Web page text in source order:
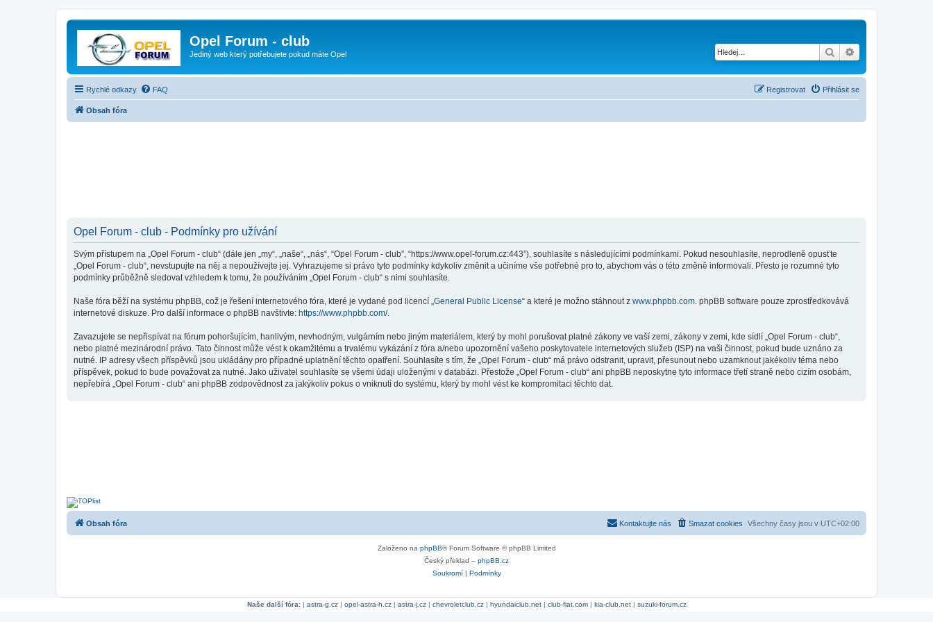
Opel Forum - club
Jediný web který potřebujete pokud máte Opel Hledat
Rychlé odkazy FAQ Přihlásit se
Registrovat
Obsah fóra
Opel Forum - club - Podmínky pro užívání
Svým přístupem na „Opel Forum - club“ (dále jen „my“, „naše“, „nás“, “Opel Forum - club”, “https://www.opel-forum.cz:443”), souhlasíte s následujícími podmínkami. Pokud nesouhlasíte, neprodleně opusťte
„Opel Forum - club“, nevstupujte na něj a nepoužívejte jej. Vyhrazujeme si právo tyto podmínky kdykoliv změnit a učiníme vše potřebné pro to, abychom vás o této změně informovali. Přesto je rozumné tyto
podmínky průběžně sledovat vzhledem k tomu, že používáním „Opel Forum - club“ s nimi souhlasíte.
Naše fóra běží na systému phpBB, což je řešení internetového fóra, které je vydané pod licencí „ General Public License“ a které je možno stáhnout z www.phpbb.com . phpBB software pouze zprostředkovává
internetové diskuze. Pro další informace o phpBB navštivte: https://www.phpbb.com/.
Zavazujete se nepřispívat na fórum pohoršujícím, hanlivým, nevhodným, vulgárním nebo jiným materiálem, který by mohl porušovat platné zákony ve vaší zemi, zákony v zemi, kde sídlí „Opel Forum - club“,
nebo platné mezinárodní právo. Tato činnost může vést k okamžitému a trvalému vykázání z fóra a/nebo upozornění vašeho poskytovatele internetových služeb (ISP) na vaši činnost, pokud bude uznáno za
nutné. IP adresy všech příspěvků jsou ukládány pro případné uplatnění těchto opatření. Souhlasíte s tím, že „Opel Forum - club“ má právo odstranit, upravit, přesunout nebo uzamknout jakékoliv téma nebo
příspěvek, pokud to bude považovat za nutné. Jako uživatel souhlasíte se všemi údaji uloženými v databázi. Přestože „Opel Forum - club“ ani phpBB neposkytne tyto informace třetí straně nebo cizím osobám,
nepřebírá „Opel Forum - club“ ani phpBB zodpovědnost za jakýkoliv pokus o vniknutí do systému, který by mohl vést ke kompromitaci těchto dat.
Obsah fóra Všechny časy jsou v UTC+02:00
Smazat cookies
Kontaktujte nás
Založeno na phpBB® Forum Software © phpBB Limited
Český překlad – phpBB.cz
Soukromí| Podmínky
Naše další fóra:| astra-g.cz| opel-astra-h.cz| astra-j.cz| chevroletclub.cz| hyundaiclub.net| club-fiat.com| kia-club.net| suzuki-forum.cz